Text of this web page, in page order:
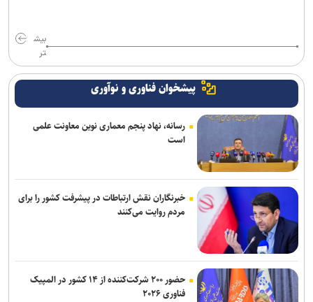
بیش
تر
پیشخوان فناوری و نوآوری
رسانه، نهاد پنجم معماری نوین معاونت علمی
است
خبرنگاران نقش ارتباطات در پیشرفت کشور را برای
مردم روایت می‌کنند
حضور ۲۰۰ شرکت‌کننده از ۱۴ کشور در المپیک
فناوری ۲۰۲۶